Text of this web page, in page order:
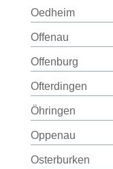
Oedheim
Offenau
Offenburg
Ofterdingen
Öhringen
Oppenau
Osterburken